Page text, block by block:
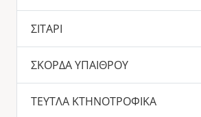
ΣΙΤΑΡΙ
ΣΚΟΡΔΑ ΥΠΑΙΘΡΟΥ
ΤΕΥΤΛΑ ΚΤΗΝΟΤΡΟΦΙΚΑ